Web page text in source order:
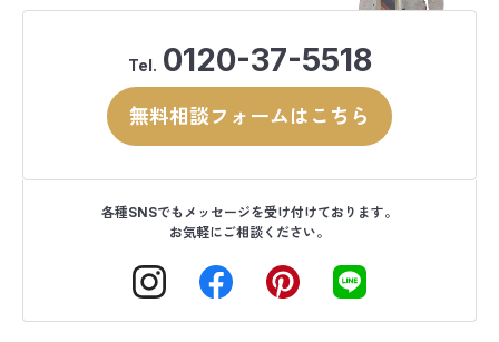
Tel. 0120-37-5518
無料相談フォームはこちら
各種SNSでもメッセージを受け付けております。
お気軽にご相談ください。